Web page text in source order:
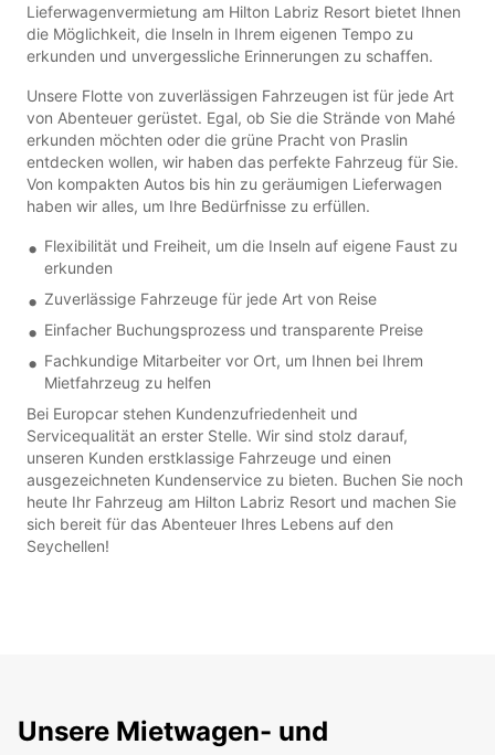
Lieferwagenvermietung am Hilton Labriz Resort bietet Ihnen
die Möglichkeit, die Inseln in Ihrem eigenen Tempo zu
erkunden und unvergessliche Erinnerungen zu schaffen.
Unsere Flotte von zuverlässigen Fahrzeugen ist für jede Art
von Abenteuer gerüstet. Egal, ob Sie die Strände von Mahé
erkunden möchten oder die grüne Pracht von Praslin
entdecken wollen, wir haben das perfekte Fahrzeug für Sie.
Von kompakten Autos bis hin zu geräumigen Lieferwagen
haben wir alles, um Ihre Bedürfnisse zu erfüllen.
Flexibilität und Freiheit, um die Inseln auf eigene Faust zu
erkunden
Zuverlässige Fahrzeuge für jede Art von Reise
Einfacher Buchungsprozess und transparente Preise
Fachkundige Mitarbeiter vor Ort, um Ihnen bei Ihrem
Mietfahrzeug zu helfen
Bei Europcar stehen Kundenzufriedenheit und
Servicequalität an erster Stelle. Wir sind stolz darauf,
unseren Kunden erstklassige Fahrzeuge und einen
ausgezeichneten Kundenservice zu bieten. Buchen Sie noch
heute Ihr Fahrzeug am Hilton Labriz Resort und machen Sie
sich bereit für das Abenteuer Ihres Lebens auf den
Seychellen!
Unsere Mietwagen- und